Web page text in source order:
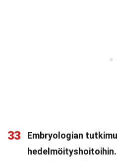
33
Embryologian
hedelmöityshoitoihin.